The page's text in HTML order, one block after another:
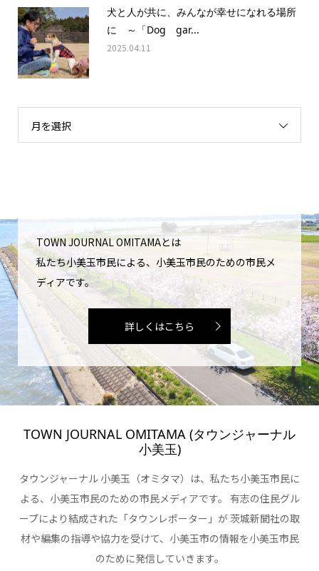
犬と人が共に、みんなが幸せになれる場所
に ～「Dog gar...
2025.04.11
月を選択
TOWN JOURNAL OMITAMAとは
私たち小美玉市民による、小美玉市民のための市民メ
ディアです。
詳しくはこちら
TOWN JOURNAL OMITAMA (タウンジャーナル
小美玉)
タウンジャーナル 小美玉（オミタマ）は、私たち小美玉市民に
よる、小美玉市民のための市民メディアです。 有志の住民グル
ープにより結成された「タウンレポーター」が 茨城新聞社の取
材や編集の指導や協力を受けて、小美玉市の情報を小美玉市民
のために発信していきます。